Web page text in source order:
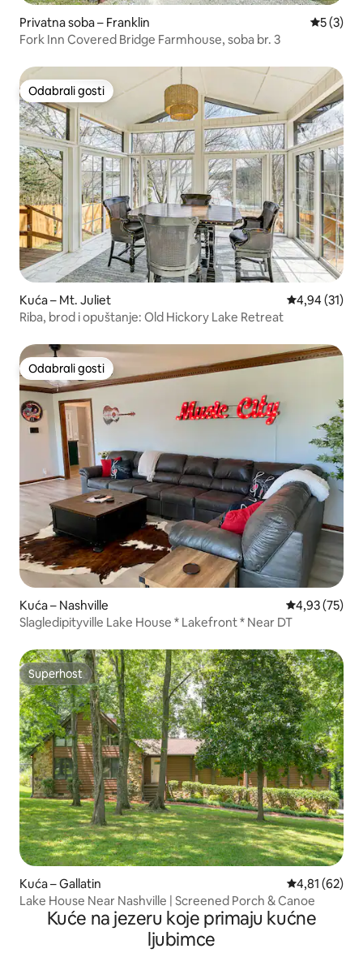
Privatna soba – Franklin
5 (3)
Fork Inn Covered Bridge Farmhouse, soba br. 3
Odabrali gosti
Odabrali gosti
Kuća – Mt. Juliet Prosječna
4,94 (31)
Riba, brod i opuštanje: Old Hickory Lake Retreat
Odabrali gosti
Odabrali gosti
Kuća – Nashville Prosječna
4,93 (75)
Slagledipityville Lake House * Lakefront * Near DT
Superhost
Superhost
Kuća – Gallatin Prosječna
4,81 (62)
Lake House Near Nashville | Screened Porch & Canoe
Kuće na jezeru koje primaju kućne
ljubimce